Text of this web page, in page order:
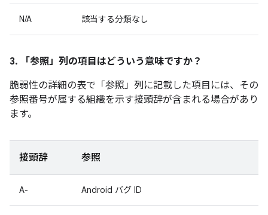
N/A 該当する分類なし
3. 「参照」 列の項目はどういう意味ですか？
脆弱性の詳細の表で「参照」 列に記載した項目には、その
参照番号が属する組織を示す接頭辞が含まれる場合があり
ます。
接頭辞 参照
A- Android バグ ID